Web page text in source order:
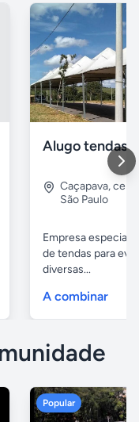
Caçapava,
São Paulo
Empresa
de tendas para
diversas...
A combinar
Popular